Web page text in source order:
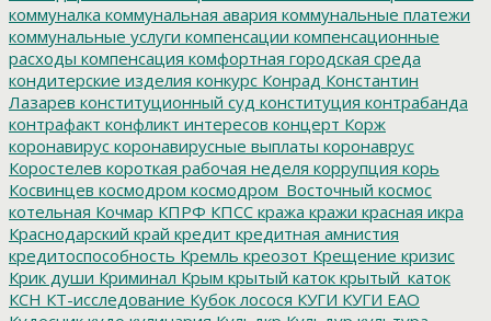
коммуналка коммунальная авария коммунальные платежи
коммунальные услуги компенсации компенсационные
расходы компенсация комфортная городская среда
кондитерские изделия конкурс Конрад Константин
Лазарев конституционный суд конституция контрабанда
контрафакт конфликт интересов концерт Корж
коронавирус коронавирусные выплаты коронаврус
Коростелев короткая рабочая неделя коррупция корь
Косвинцев космодром космодром_Восточный космос
котельная Кочмар КПРФ КПСС кража кражи красная икра
Краснодарский край кредит кредитная амнистия
кредитоспособность Кремль креозот Крещение кризис
Крик души Криминал Крым крытый каток крытый_каток
КСН КТ-исследование Кубок лосося КУГИ КУГИ ЕАО